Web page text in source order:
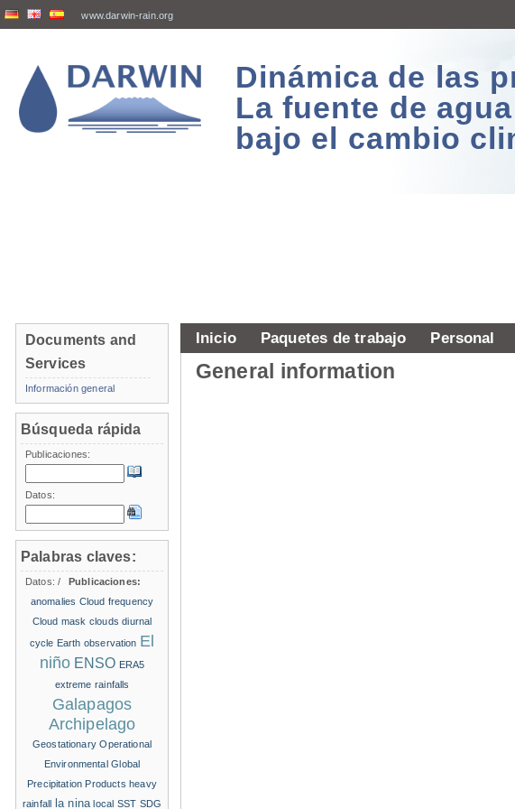
www.darwin-rain.org
Dinámica de las
La fuente de
bajo el cambio
Inicio Paquetes de trabajo Personal
General information
Documents and
Services
Información general
Búsqueda rápida
Publicaciones:
Datos:
Palabras claves:
Datos:/
Publicaciones:
anomalies Cloud frequency
Cloud mask clouds diurnal
cycle Earth observation El
niño ENSO ERA5
extreme rainfalls
Galapagos
Archipelago
Geostationary Operational
Environmental Global
Precipitation Products heavy
rainfall la nina local SST SDG